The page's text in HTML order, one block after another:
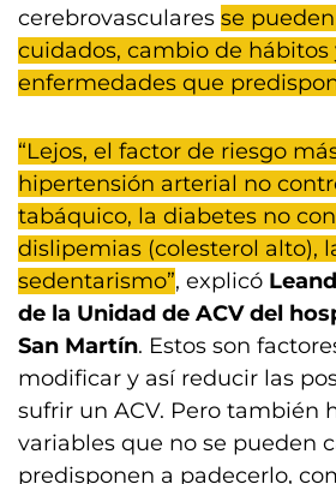
cerebrovasculares se
cuidados, cambio de hábitos
enfermedades que
“Lejos, el factor de riesgo
hipertensión arterial no
tabáquico, la diabetes no
dislipemias (colesterol alto),
sedentarismo”, explicó
de la Unidad de ACV del
San Martín. Estos son
modificar y así reducir las
sufrir un ACV. Pero también
variables que no se pueden
predisponen a padecerlo,